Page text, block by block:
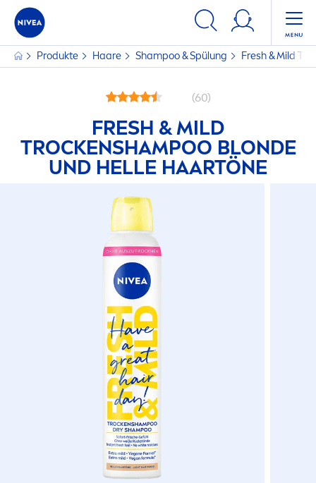
Produkte Haare Shampoo & Spülung Fresh& Mild T
(60)
FRESH & MILD
TROCKENSHAMPOO BLONDE
UND HELLE HAARTÖNE